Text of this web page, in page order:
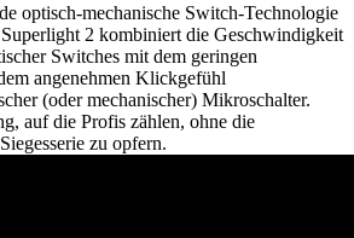
optisch-mechanische Switch-Technologie
2 kombiniert die Geschwindigkeit
Switches mit dem geringen
angenehmen Klickgefühl
(oder mechanischer) Mikroschalter.
auf die Profis zählen, ohne die
zu opfern.